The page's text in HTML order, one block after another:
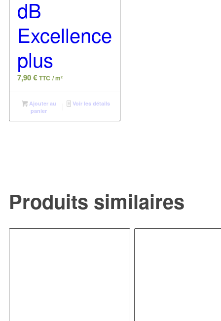
dB
Excellence
plus
7,90€ TTC / m²
Ajouter au
panier
Voir les détails
Produits similaires